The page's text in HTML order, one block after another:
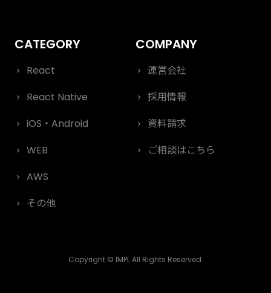
React
React Native
iOS・Android
WEB
AWS
その他
運営会社
採用情報
資料請求
ご相談はこちら
Copyright © IMPL All Rights Reserved.